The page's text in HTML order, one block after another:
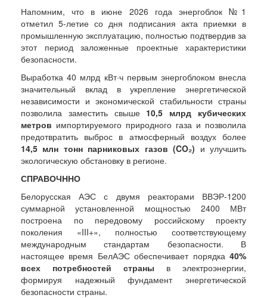
Напомним, что в июне 2026 года энергоблок №1
отметил 5-летие со дня подписания акта приемки в
промышленную эксплуатацию, полностью подтвердив за
этот период заложенные проектные характеристики
безопасности.
Выработка 40 млрд кВт·ч первым энергоблоком внесла
значительный вклад в укрепление энергетической
независимости и экономической стабильности страны
позволила заместить свыше 10,5 млрд кубических
метров импортируемого природного газа и позволила
предотвратить выброс в атмосферный воздух более
14,5 млн тонн парниковых газов (CO₂) и улучшить
экологическую обстановку в регионе.
СПРАВОЧННО
Белорусская АЭС с двумя реакторами ВВЭР-1200
суммарной установленной мощностью 2400 МВт
построена по передовому российскому проекту
поколения «III+», полностью соответствующему
международным стандартам безопасности. В
настоящее время БелАЭС обеспечивает порядка 40%
всех потребностей страны в электроэнергии,
формируя надежный фундамент энергетической
безопасности страны.